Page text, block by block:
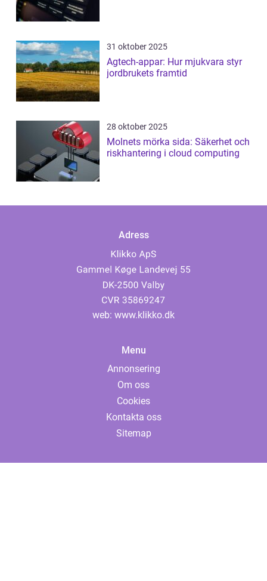
31 oktober 2025
Agtech-appar: Hur mjukvara styr
jordbrukets framtid
28 oktober 2025
Molnets mörka sida: Säkerhet och
riskhantering i cloud computing
Adress
web: www.klikko.dk
Menu
Annonsering
Om oss
Cookies
Kontakta oss
Sitemap